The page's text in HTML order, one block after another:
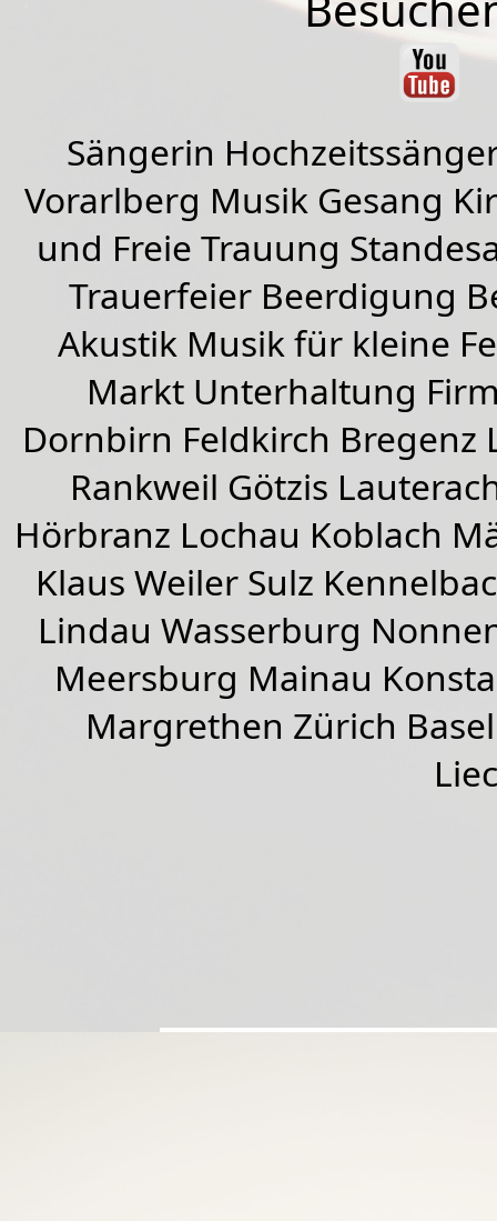
Sängerin
Vorarlberg Musik Gesang
und Freie Trauung
Trauerfeier Beerdigung
Akustik Musik für kleine
Markt Unterhaltung
Dornbirn Feldkirch Bregenz
Rankweil Götzis
Hörbranz Lochau Koblach
Klaus Weiler Sulz
Lindau Wasserburg
Meersburg Mainau
Margrethen Zürich